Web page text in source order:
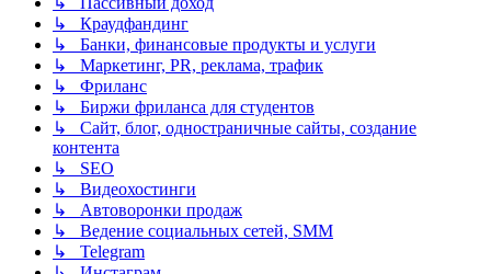
↳ Краудфандинг
↳ Банки, финансовые продукты и услуги
↳ Маркетинг, PR, реклама, трафик
↳ Фриланс
↳ Биржи фриланса для студентов
↳ Сайт, блог, одностраничные сайты, создание
контента
↳ SEO
↳ Видеохостинги
↳ Автоворонки продаж
↳ Ведение социальных сетей, SMM
↳ Telegram